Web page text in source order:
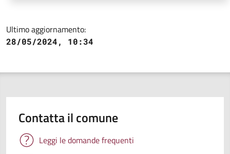
Ultimo aggiornamento:
28/05/2024, 10:34
Contatta il comune
Leggi le domande frequenti